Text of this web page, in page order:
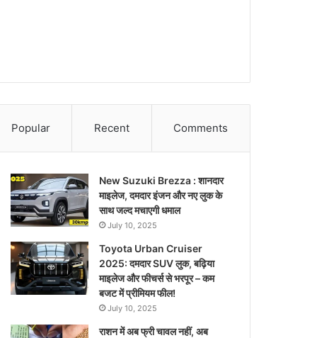
Popular Recent Comments
New Suzuki Brezza : शानदार
माइलेज, दमदार इंजन और नए लुक के
साथ जल्द मचाएगी धमाल
July 10, 2025
Toyota Urban Cruiser
2025: दमदार SUV लुक, बढ़िया
माइलेज और फीचर्स से भरपूर – कम
बजट में प्रीमियम फील!
July 10, 2025
राशन में अब फ्री चावल नहीं, अब